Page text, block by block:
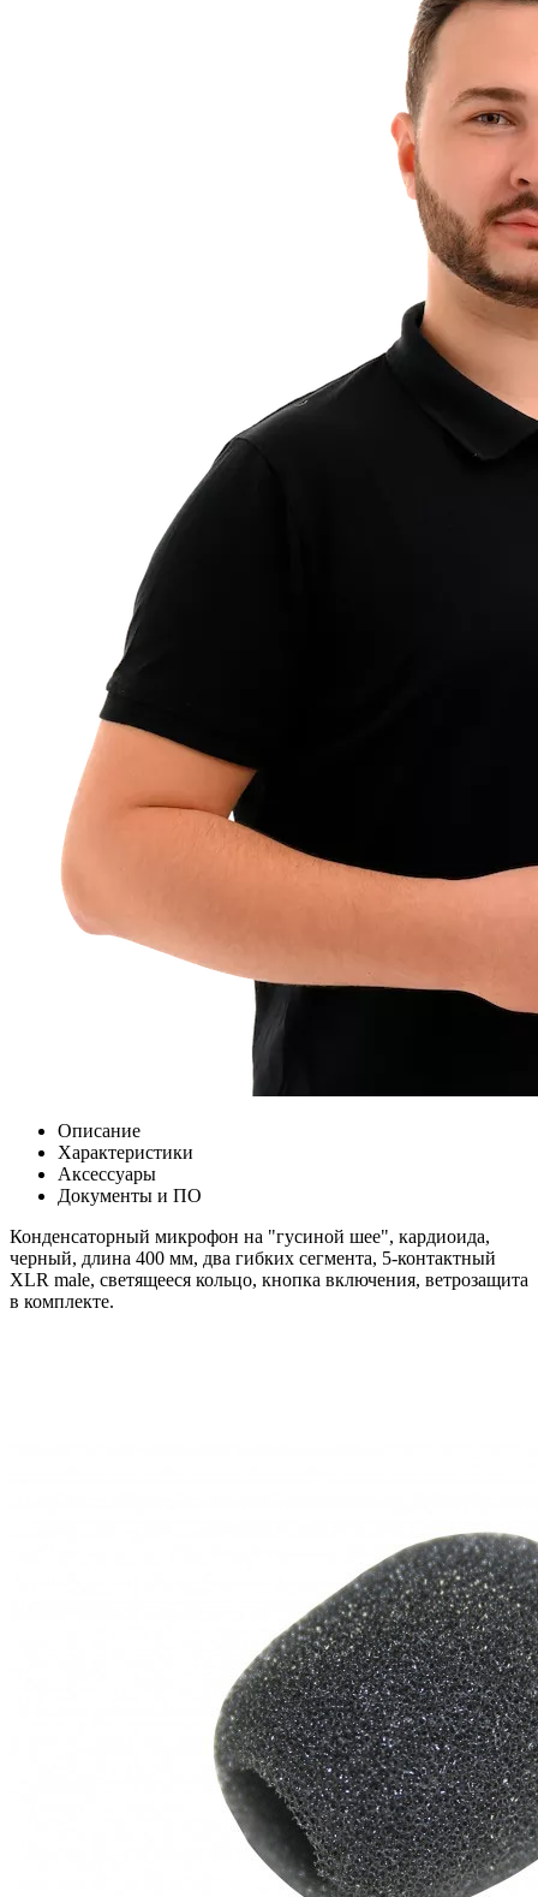
Описание
Характеристики
Аксессуары
Документы и ПО
Конденсаторный микрофон на "гусиной шее", кардиоида,
черный, длина 400 мм, два гибких сегмента, 5-контактный
XLR male, светящееся кольцо, кнопка включения, ветрозащита
в комплекте.